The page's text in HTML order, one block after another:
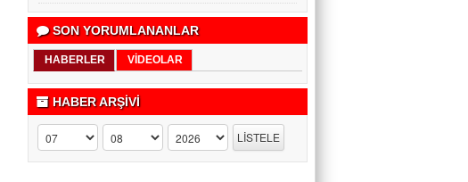
SON YORUMLANANLAR
HABERLER VİDEOLAR
HABER ARŞİVİ